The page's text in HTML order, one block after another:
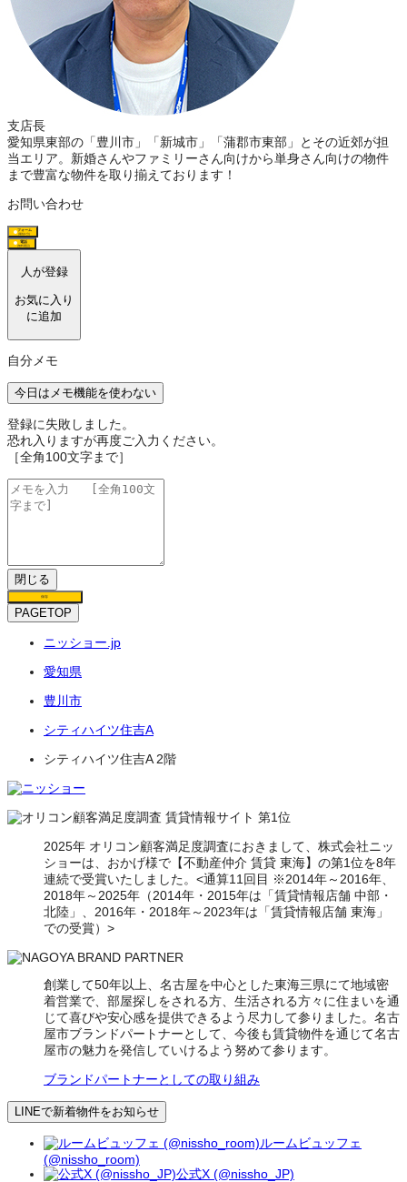
支店長
愛知県東部の「豊川市」「新城市」「蒲郡市東部」とその近郊が担
当エリア。新婚さんやファミリーさん向けから単身さん向けの物件
まで豊富な物件を取り揃えております！
お問い合わせ
フォーム
(最短1分)
電話
(無料通話)
人が登録
お気に入り
に追加
自分メモ
今日はメモ機能を使わない
登録に失敗しました。
恐れ入りますが再度ご入力ください。
［全角100文字まで］
閉じる
保存
PAGETOP
ニッショー.jp
愛知県
豊川市
シティハイツ住吉A
シティハイツ住吉A 2階
2025年 オリコン顧客満足度調査におきまして、株式会社ニッ
ショーは、おかげ様で【不動産仲介 賃貸 東海】の第1位を8年
連続で受賞いたしました。<通算11回目 ※2014年～2016年、
2018年～2025年（2014年・2015年は「賃貸情報店舗 中部・
北陸」、2016年・2018年～2023年は「賃貸情報店舗 東海」
での受賞）>
創業して50年以上、名古屋を中心とした東海三県にて地域密
着営業で、部屋探しをされる方、生活される方々に住まいを通
じて喜びや安心感を提供できるよう尽力して参りました。名古
屋市ブランドパートナーとして、今後も賃貸物件を通じて名古
屋市の魅力を発信していけるよう努めて参ります。
ブランドパートナーとしての取り組み
LINEで新着物件をお知らせ
ルームビュッフェ
(@nissho_room)
公式X (@nissho_JP)